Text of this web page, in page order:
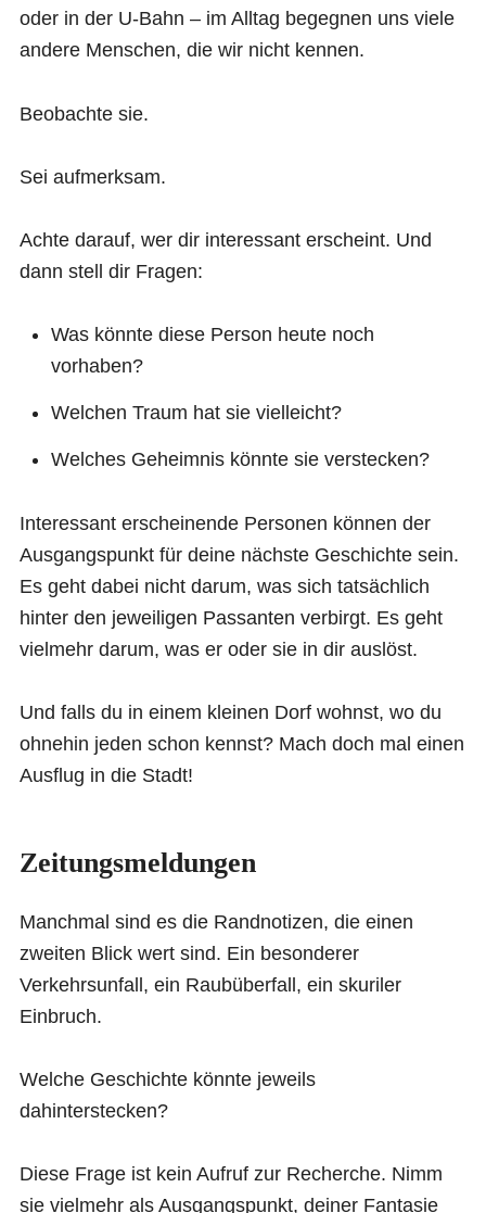
oder in der U-Bahn – im Alltag begegnen uns viele
andere Menschen, die wir nicht kennen.
Beobachte sie.
Sei aufmerksam.
Achte darauf, wer dir interessant erscheint. Und
dann stell dir Fragen:
Was könnte diese Person heute noch
vorhaben?
Welchen Traum hat sie vielleicht?
Welches Geheimnis könnte sie verstecken?
Interessant erscheinende Personen können der
Ausgangspunkt für deine nächste Geschichte sein.
Es geht dabei nicht darum, was sich tatsächlich
hinter den jeweiligen Passanten verbirgt. Es geht
vielmehr darum, was er oder sie in dir auslöst.
Und falls du in einem kleinen Dorf wohnst, wo du
ohnehin jeden schon kennst? Mach doch mal einen
Ausflug in die Stadt!
Zeitungsmeldungen
Manchmal sind es die Randnotizen, die einen
zweiten Blick wert sind. Ein besonderer
Verkehrsunfall, ein Raubüberfall, ein skuriler
Einbruch.
Welche Geschichte könnte jeweils
dahinterstecken?
Diese Frage ist kein Aufruf zur Recherche. Nimm
sie vielmehr als Ausgangspunkt, deiner Fantasie